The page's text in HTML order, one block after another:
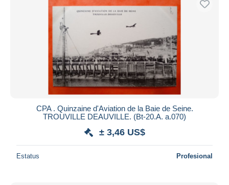
CPA . Quinzaine d'Aviation de la Baie de Seine.
TROUVILLE DEAUVILLE. (Bt-20.A. a.070)
± 3,46 US$
Estatus Profesional